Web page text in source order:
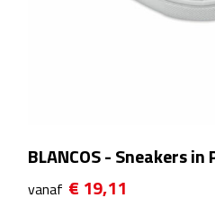
Multifunctionele schrijfmappen
BLANCOS - Sneakers in
vanaf € 19,11